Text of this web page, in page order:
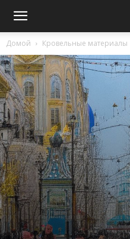
Домой Кровельные материалы